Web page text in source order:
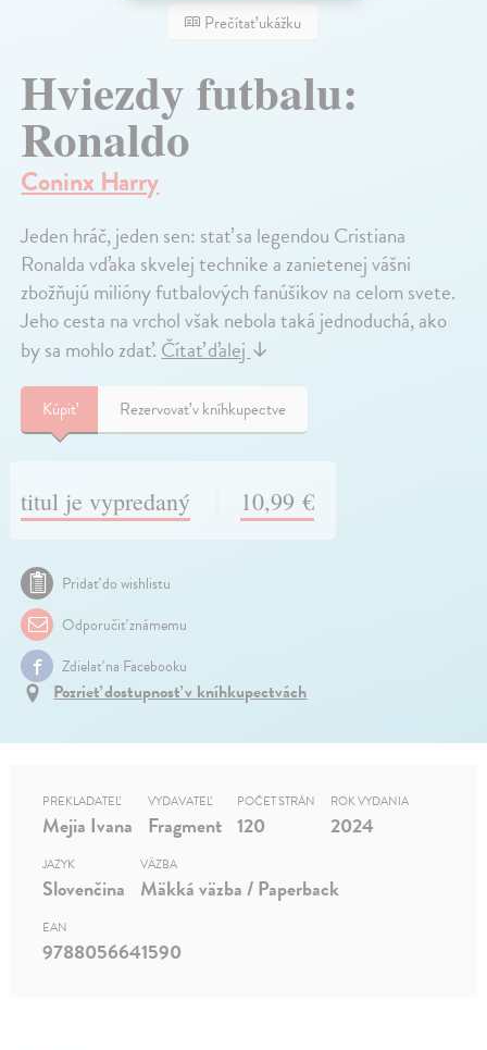
Prečítať ukážku
Hviezdy futbalu:
Ronaldo
Coninx Harry
Jeden hráč, jeden sen: stať sa legendou Cristiana
Ronalda vďaka skvelej technike a zanietenej vášni
zbožňujú milióny futbalových fanúšikov na celom svete.
Jeho cesta na vrchol však nebola taká jednoduchá, ako
by sa mohlo zdať.Čítať ďalej↓
Kúpiť Rezervovať v kníhkupectve
titul je vypredaný 10,99 €
Pridať do wishlistu
Odporučiť známemu
Zdielať na Facebooku
Pozrieť dostupnosť v kníhkupectvách
PREKLADATEĽ
Mejia Ivana
VYDAVATEĽ
Fragment
POČET STRÁN
120
ROK VYDANIA
2024
JAZYK
Slovenčina
VÄZBA
Mäkká väzba / Paperback
EAN
9788056641590